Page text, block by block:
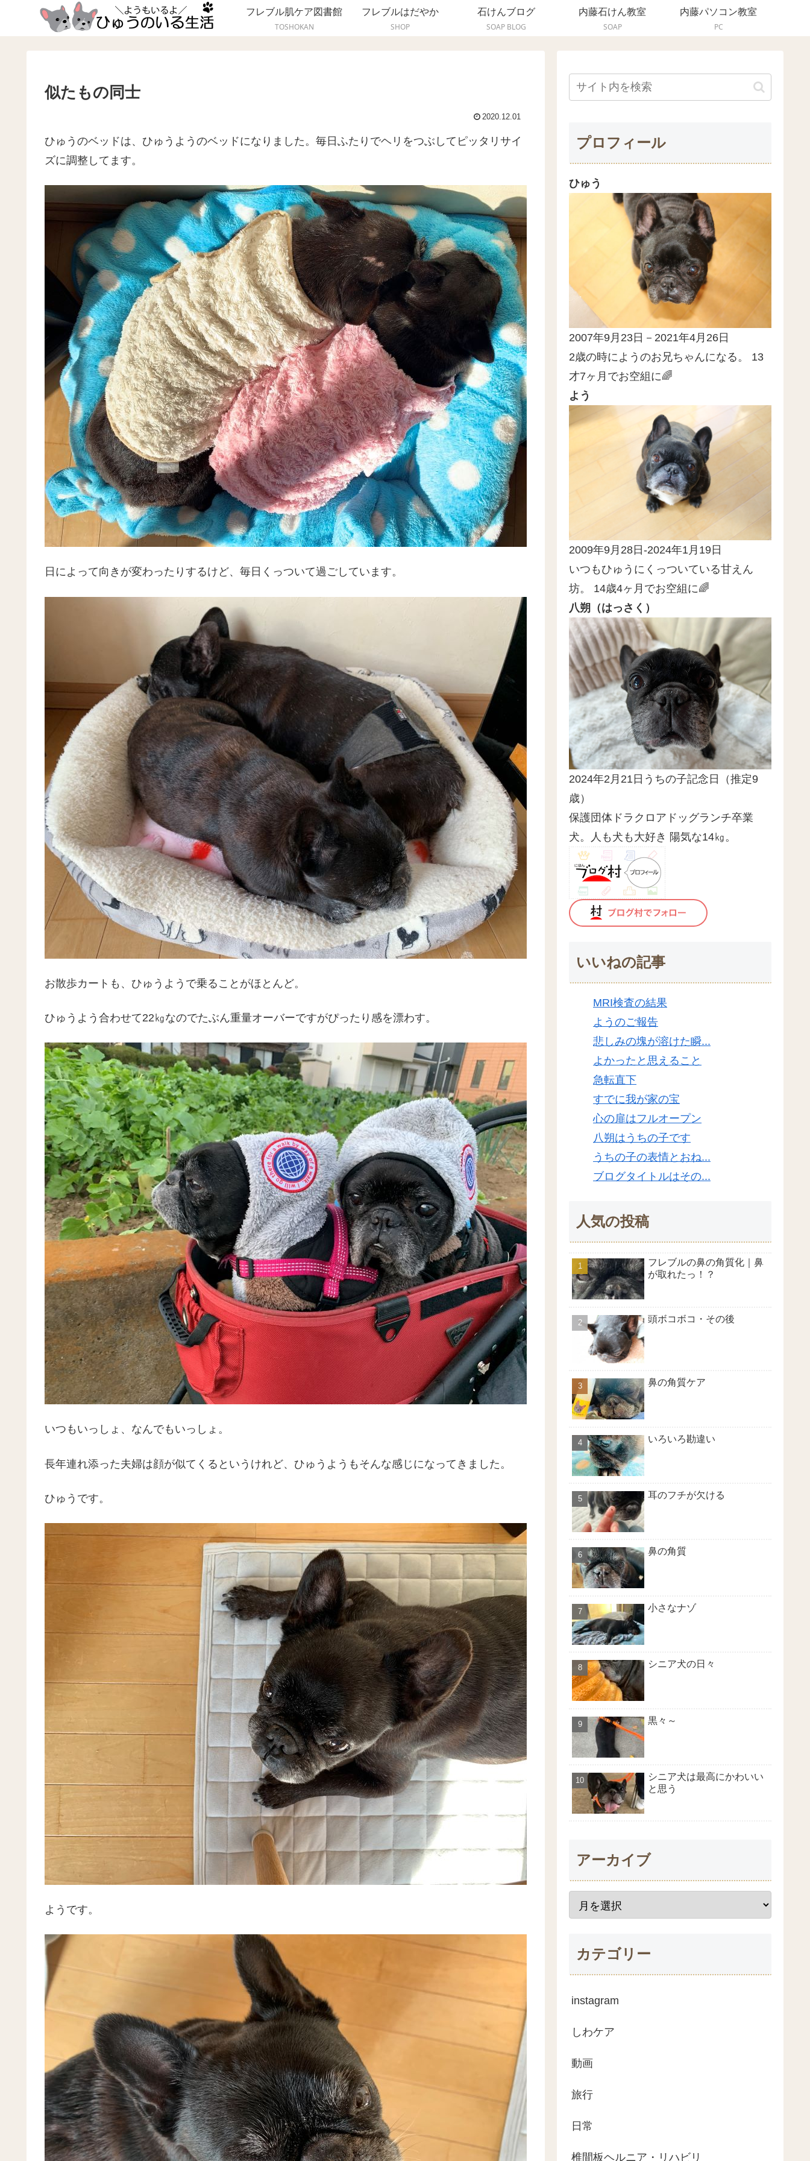
フレブル肌ケア図書館
TOSHOKAN
フレブルはだやか
SHOP
石けんブログ
SOAP BLOG
内藤石けん教室
SOAP
内藤パソコン教室
PC
似たもの同士
2020.12.01
ひゅうのベッドは、ひゅうようのベッドになりました。毎日ふたりでヘリをつぶしてピッタリサイ
ズに調整してます。
日によって向きが変わったりするけど、毎日くっついて過ごしています。
お散歩カートも、ひゅうようで乗ることがほとんど。
ひゅうよう合わせて22㎏なのでたぶん重量オーバーですがぴったり感を漂わす。
いつもいっしょ、なんでもいっしょ。
長年連れ添った夫婦は顔が似てくるというけれど、ひゅうようもそんな感じになってきました。
ひゅうです。
ようです。
プロフィール
ひゅう
2007年9月23日－2021年4月26日
2歳の時にようのお兄ちゃんになる。 13
才7ヶ月でお空組に🌈
よう
2009年9月28日-2024年1月19日
いつもひゅうにくっついている甘えん
坊。 14歳4ヶ月でお空組に🌈
八朔（はっさく）
2024年2月21日うちの子記念日（推定9
歳）
保護団体ドラクロアドッグランチ卒業
犬。人も犬も大好き 陽気な14㎏。
いいねの記事
MRI検査の結果
ようのご報告
悲しみの塊が溶けた瞬...
よかったと思えること
急転直下
すでに我が家の宝
心の扉はフルオープン
八朔はうちの子です
うちの子の表情とおね...
ブログタイトルはその...
人気の投稿
フレブルの鼻の角質化｜鼻
が取れたっ！？
頭ボコボコ・その後
鼻の角質ケア
いろいろ勘違い
耳のフチが欠ける
鼻の角質
小さなナゾ
シニア犬の日々
黒々～
シニア犬は最高にかわいい
と思う
アーカイブ
カテゴリー
instagram
しわケア
動画
旅行
日常
椎間板ヘルニア・リハビリ